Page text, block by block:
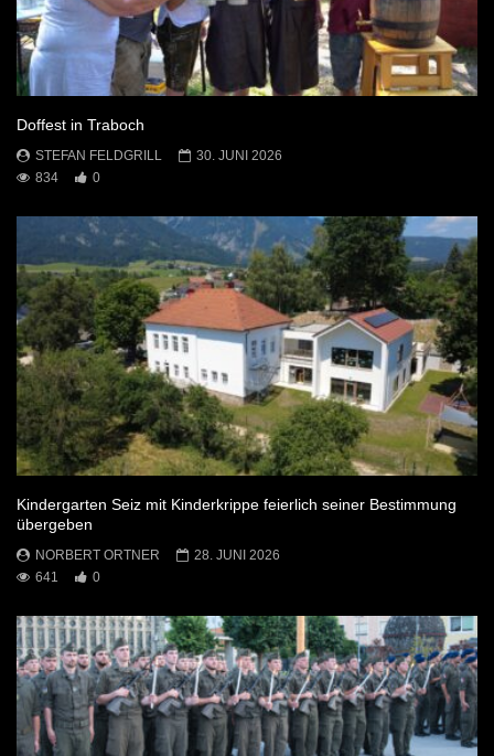
Doffest in Traboch
STEFAN FELDGRILL
30. JUNI 2026
834
0
Kindergarten Seiz mit Kinderkrippe feierlich seiner Bestimmung
übergeben
NORBERT ORTNER
28. JUNI 2026
641
0